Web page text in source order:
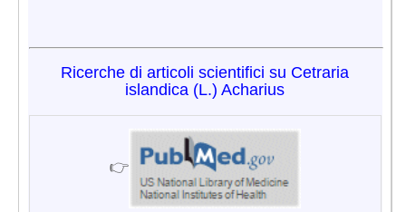
Ricerche di articoli scientifici su Cetraria
islandica (L.) Acharius
👉